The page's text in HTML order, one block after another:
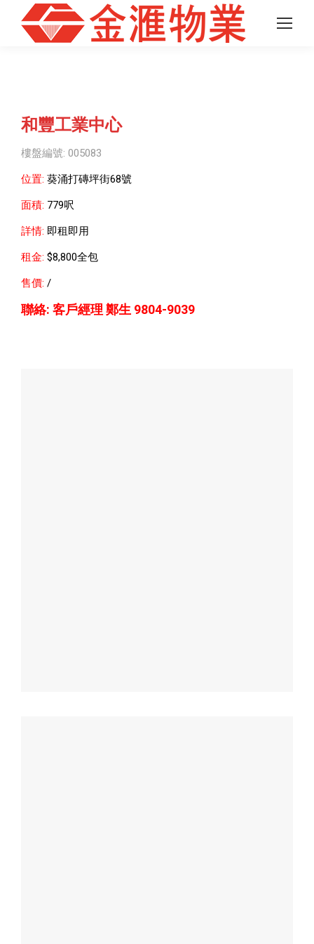
和豐工業中心
樓盤編號: 005083
位置: 葵涌打磚坪街68號
面積: 779呎
詳情: 即租即用
租金: $8,800全包
售價: /
聯絡: 客戶經理 鄭生 9804-9039